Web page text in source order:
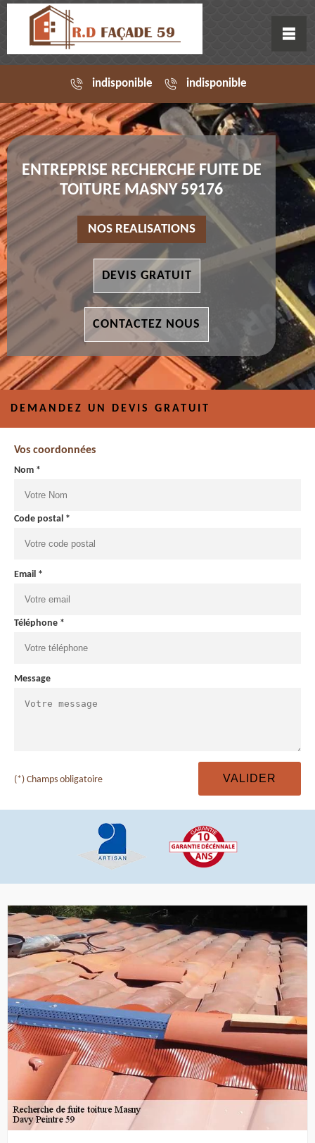
indisponible indisponible
ENTREPRISE RECHERCHE FUITE DE
TOITURE MASNY 59176
NOS REALISATIONS
DEVIS GRATUIT
CONTACTEZ NOUS
DEMANDEZ UN DEVIS GRATUIT
Vos coordonnées
Nom *
Code postal *
Email *
Téléphone *
Message
(*) Champs obligatoire